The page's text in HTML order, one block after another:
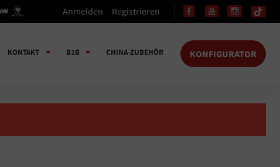
Anmelden Registrieren
KONTAKT B2B CHINA-ZUBEHÖR KONFIGURATOR